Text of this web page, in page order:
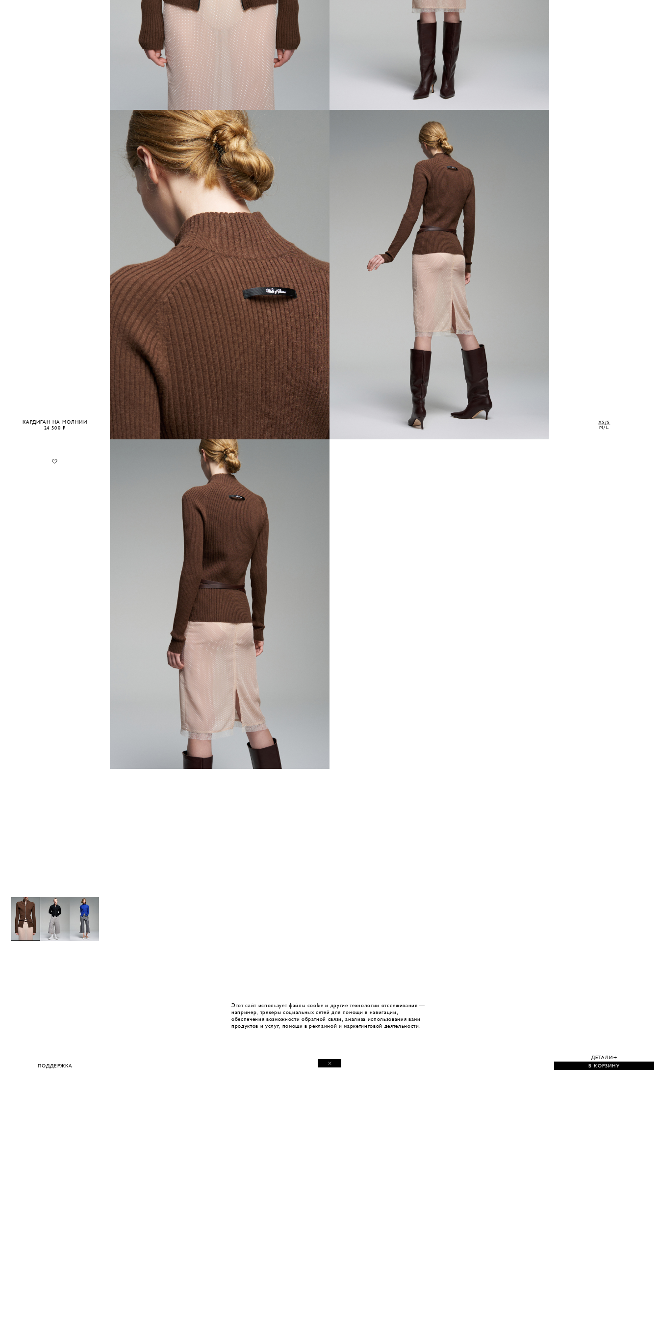
КАРДИГАН НА МОЛНИИ
24 500 ₽
ПОДДЕРЖКА
XS/S
M/L
ДЕТАЛИ
В КОРЗИНУ
Этот сайт использует файлы cookie и другие технологии отслеживания —
например, трекеры социальных сетей для помощи в навигации,
обеспечения возможности обратной связи, анализа использования вами
продуктов и услуг, помощи в рекламной и маркетинговой деятельности.